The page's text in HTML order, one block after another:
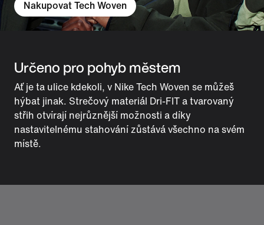
Nakupovat Tech Woven
Určeno pro pohyb městem
Ať je ta ulice kdekoli, v Nike Tech Woven se můžeš
hýbat jinak. Strečový materiál Dri-FIT a tvarovaný
střih otvírají nejrůznější možnosti a díky
nastavitelnému stahování zůstává všechno na svém
místě.